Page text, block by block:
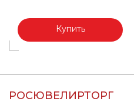
Купить
РОСЮВЕЛИРТОРГ